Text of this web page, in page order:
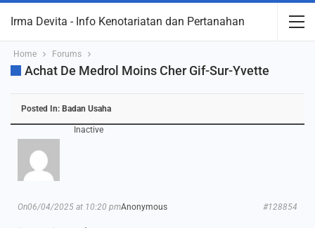
Irma Devita - Info Kenotariatan dan Pertanahan
Home Forums
Achat De Medrol Moins Cher Gif-Sur-Yvette
Posted In: Badan Usaha
Inactive
Anonymous
On06/04/2025 at 10:20 pm #128854